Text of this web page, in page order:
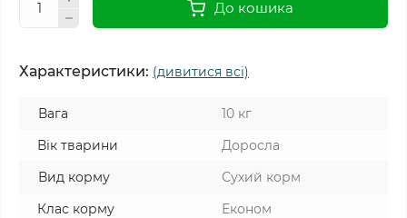
До кошика
Характеристики: (дивитися всі)
Вага
10 кг
Вік тварини
Доросла
Вид корму
Сухий корм
Клас корму
Економ